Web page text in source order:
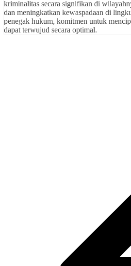
kriminalitas secara signifikan di
dan meningkatkan kewaspadaan di
penegak hukum, komitmen untuk
dapat terwujud secara optimal.